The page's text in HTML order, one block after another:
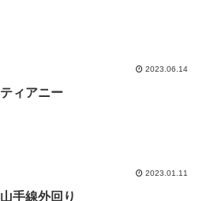
2023.06.14
ティアニー
2023.01.11
山手線外回り